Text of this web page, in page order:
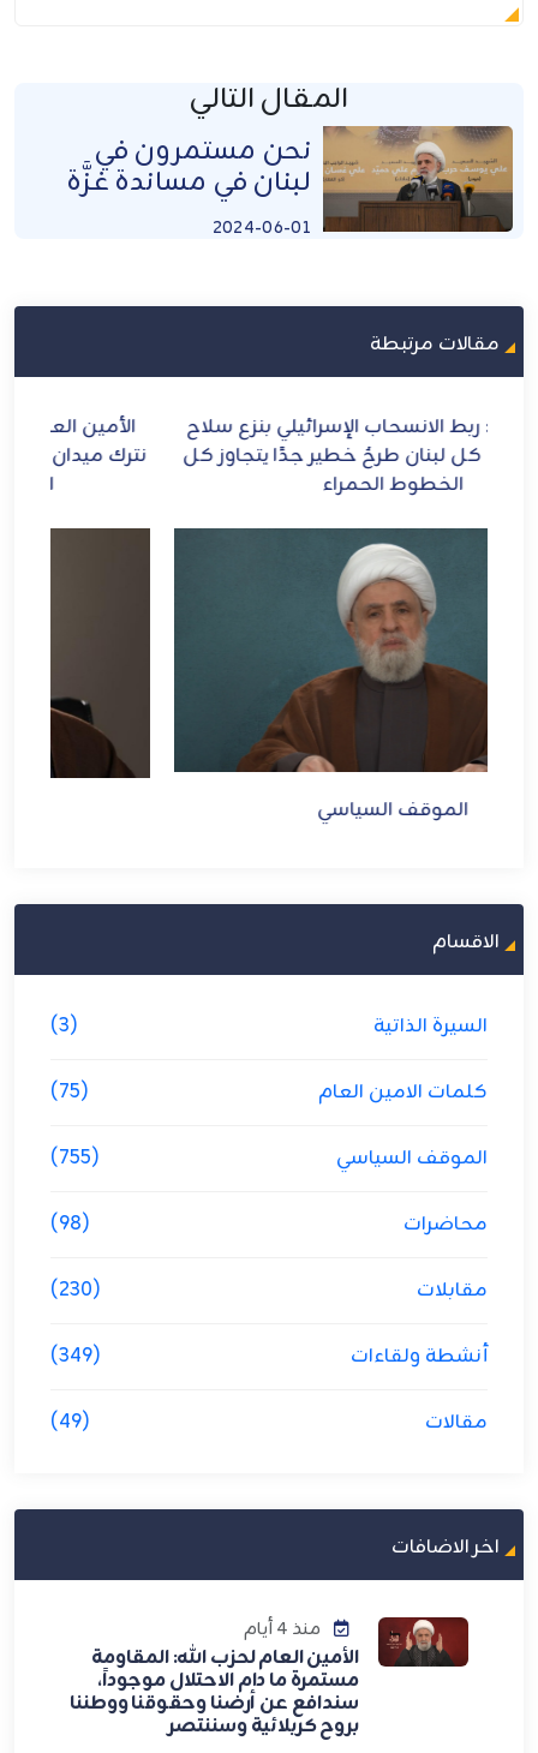
المقال التالي
نحن مستمرون في
لبنان في مساندة غزَّة
2024-06-01
مقالات مرتبطة
الأمين العام لحزب الله يعاهد الإمام الشهيد: لن
نترك ميدان الشرف والمقـاومة ومواجهة الطاغوت
الأمريكي والإجرام الصهيوني
الموقف السياسي
الاقسام
السيرة الذاتية (3)
كلمات الامين العام (75)
الموقف السياسي (755)
محاضرات (98)
مقابلات (230)
أنشطة ولقاءات (349)
مقالات (49)
اخر الاضافات
منذ 4 أيام
الأمين العام لحزب الله: المقاومة
مستمرة ما دام الاحتلال موجوداً،
سندافع عن أرضنا وحقوقنا ووطننا
بروح كربلائية وسننتصر